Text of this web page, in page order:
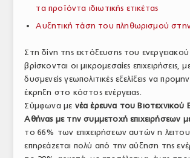
ΥΠΗΡΕΣΙΕΣ
ΕΜΠΟΡΙΚΟΙ ΑΝΤΙΠΡΟΣΩΠΟΙ
ΝΟΜΟΘΕΣΙΑ
ΕΛΛΗΝΙΚΗ ΝΟΜΟΘΕΣΙΑ
τα προϊόντα ιδιωτικής ετικέτας
Αυξητική τάση του πληθωρισμού
Στη δίνη της εκτόξευσης του
βρίσκονται οι μικρομεσαίες επιχειρήσεις,
δυσμενείς γεωπολιτικές εξελίξεις να
έκρηξη στο κόστος ενέργειας.
Σύμφωνα με νέα έρευνα του Βιοτεχνικού
Αθήνας με την συμμετοχή επιχειρήσεων
το 66% των επιχειρήσεων αυτών η
επηρεάζεται πολύ από την αύξηση της